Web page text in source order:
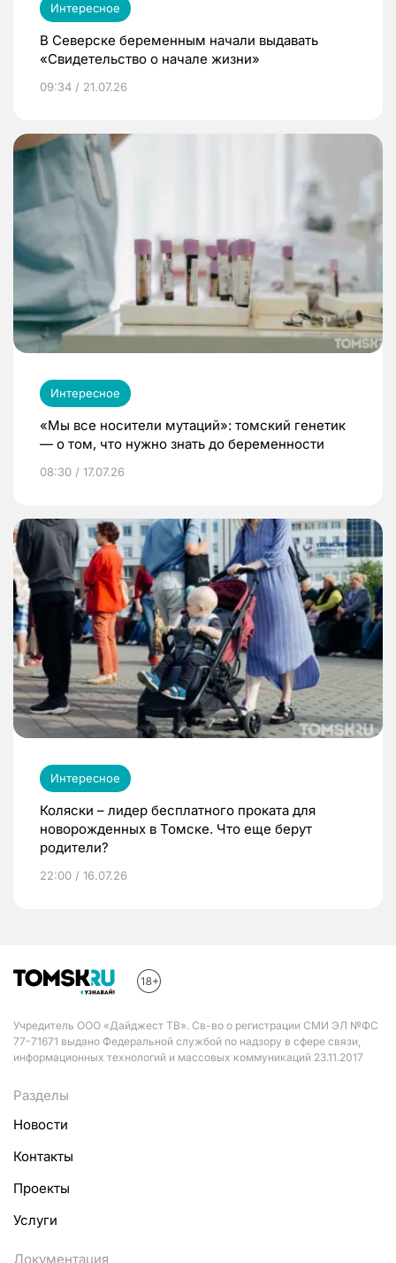
Интересное
В Северске беременным начали выдавать
«Свидетельство о начале жизни»
09:34 / 21.07.26
Интересное
«Мы все носители мутаций»: томский генетик
— о том, что нужно знать до беременности
08:30 / 17.07.26
Интересное
Коляски – лидер бесплатного проката для
новорожденных в Томске. Что еще берут
родители?
22:00 / 16.07.26
Учредитель ООО «Дайджест ТВ». Св-во о регистрации СМИ ЭЛ №ФС
77-71671 выдано Федеральной службой по надзору в сфере связи,
информационных технологий и массовых коммуникаций 23.11.2017
Разделы
Новости
Контакты
Проекты
Услуги
Документация